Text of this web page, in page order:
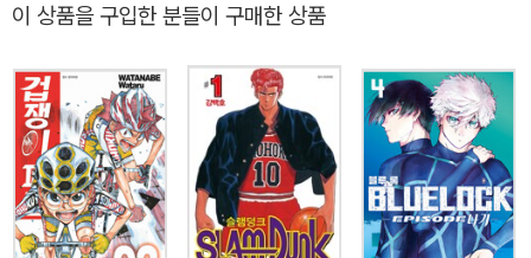
이 상품을 구입한 분들이 구매한 상품